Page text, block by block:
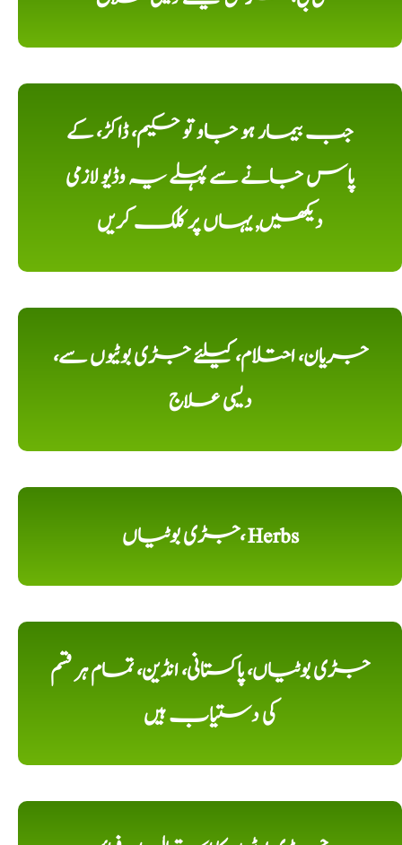
جب بیمار ہو جاو تو حکیم، ڈاکڑ، کے
پاس جانے سے پہلے یہ وڈیو لازمی
دیکھیں, یہاں پر کلک کریں
جریان، احتلام، کیلئے جڑی بوٹیوں سے،
دیسی علاج
جڑی بوٹیاں، Herbs
جڑی بوٹیاں، پاکستانی، انڈین، تمام ہر قسم
کی دستیاب ہیں